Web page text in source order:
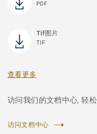
PDF
Tif图片
TIF
查看更多
访问我们的文档中心, 轻
访问文档中心